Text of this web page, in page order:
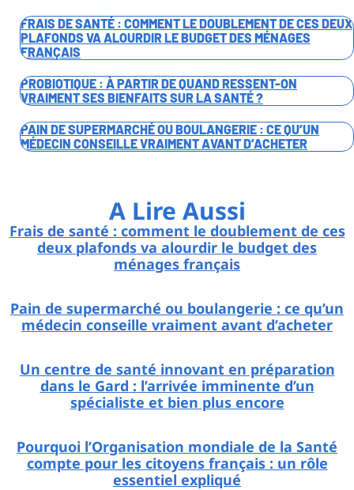
FRAIS DE SANTÉ : COMMENT LE DOUBLEMENT DE CES DEUX
PLAFONDS VA ALOURDIR LE BUDGET DES MÉNAGES
FRANÇAIS
PROBIOTIQUE : À PARTIR DE QUAND RESSENT-ON
VRAIMENT SES BIENFAITS SUR LA SANTÉ ?
PAIN DE SUPERMARCHÉ OU BOULANGERIE : CE QU’UN
MÉDECIN CONSEILLE VRAIMENT AVANT D’ACHETER
A Lire Aussi
Frais de santé : comment le doublement de ces
deux plafonds va alourdir le budget des
ménages français
Pain de supermarché ou boulangerie : ce qu’un
médecin conseille vraiment avant d’acheter
Un centre de santé innovant en préparation
dans le Gard : l’arrivée imminente d’un
spécialiste et bien plus encore
Pourquoi l’Organisation mondiale de la Santé
compte pour les citoyens français : un rôle
essentiel expliqué